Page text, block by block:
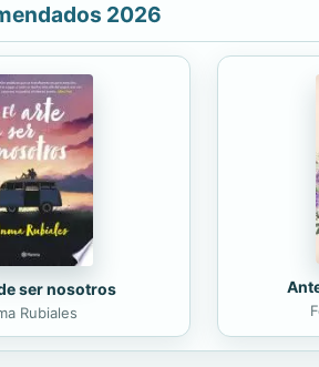
2026
ser nosotros
Rubiales